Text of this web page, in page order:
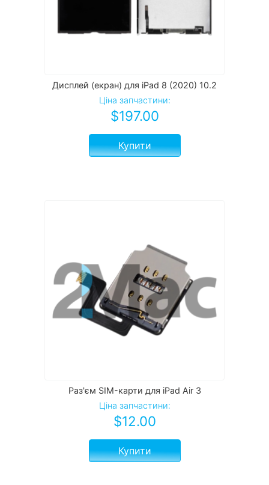
Дисплей (екран) для iPad 8 (2020) 10.2
Ціна запчастини:
$197.00
Купити
Раз'єм SIM-карти для iPad Air 3
Ціна запчастини:
$12.00
Купити